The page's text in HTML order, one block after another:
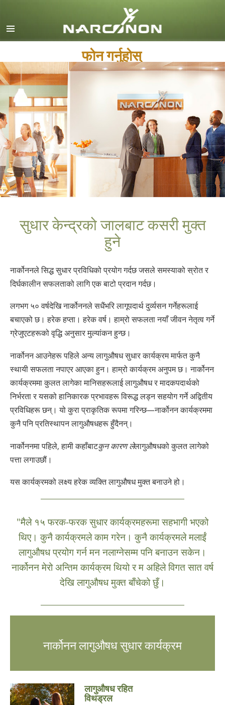
Dansk
Ελληνικά (Greek)
Français
Hebrew
Magyar
Italiano
日本語 (Japanese)
Macedonian
Norsk
Русский (Russian)
Svenska
繁體中文 (Chinese)
Arabic
Ukrainian
Czech
Turkish
सबै क्षेत्र /भाषा
फोन गर्नुहोस्
सुधार केन्द्रको जालबाट कसरी मुक्त
हुने
नार्कोननले सिद्ध सुधार प्रविधिको प्रयोग गर्दछ जसले समस्याको स्रोत र
दिर्घकालीन सफलताको लागि एक बाटो प्रदान गर्दछ।
लगभग ५० वर्षदेखि नार्कोननले सधैंभरि लागूपदार्थ दुर्व्यसन गर्नेहरूलाई
बचाएको छ। हरेक हप्ता। हरेक वर्ष। हाम्रो सफलता नयाँ जीवन नेतृत्व गर्ने
ग्रेजुएटहरूको वृद्धि अनुसार मुल्यांकन हुन्छ।
नार्कोनन आउनेहरू पहिले अन्य लागुऔषध सुधार कार्यक्रम मार्फत कुनै
स्थायी सफलता नपाएर आएका हुन। हाम्रो कार्यक्रम अनुपम छ। नार्कोनन
कार्यक्रममा कुलत लागेका मानिसहरूलाई लागुऔषध र मादकपदार्थको
निर्भरता र यसको हानिकारक प्रभावहरू विरूद्ध लड्न सहयोग गर्ने अद्वितीय
प्रविधिहरू छन्। यो कुरा प्राकृतिक रूपमा गरिन्छ—नार्कोनन कार्यक्रममा
कुनै पनि प्रतिस्थापन लागुऔषधहरू हुँदैनन्।
नार्कोननमा पहिले, हामी कहाँबाटकुन कारण लेलागुऔषधको कुलत लागेको
पत्ता लगाउछौं।
यस कार्यक्रमको लक्ष्य हरेक व्यक्ति लागुऔषध मुक्त बनाउने हो।
"मैले १५ फरक-फरक सुधार कार्यक्रमहरूमा सहभागी भएको
थिए। कुनै कार्यक्रमले काम गरेन। कुनै कार्यक्रमले मलाईं
लागुऔषध प्रयोग गर्न मन नलाग्नेसम्म पनि बनाउन सकेन।
नार्कोनन मेरो अन्तिम कार्यक्रम थियो र म अहिले विगत सात वर्ष
देखि लागुऔषध मुक्त बाँचेको छुँ।
नार्कोनन लागुऔषध सुधार कार्यक्रम
लागुऔषध रहित
विथड्रल